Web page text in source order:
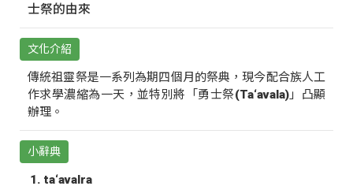
士祭的由來
文化介紹
傳統祖靈祭是一系列為期四個月的祭典，現今配合族人工
作求學濃縮為一天，並特別將「勇士祭(Ta‘avala)」凸顯
辦理。
小辭典
ta‘avalra